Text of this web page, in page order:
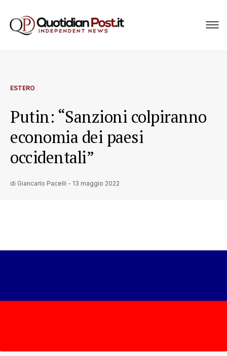
ESTERO
Putin: “Sanzioni colpiranno
economia dei paesi
occidentali”
di Giancarlo Pacelli - 13 maggio 2022